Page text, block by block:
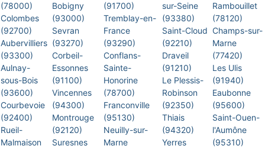
(78000)
Colombes
(92700)
Aubervilliers
(93300)
Aulnay-
sous-Bois
(93600)
Courbevoie
(92400)
Rueil-
Malmaison
Bobigny
(93000)
Sevran
(93270)
Corbeil-
Essonnes
(91100)
Vincennes
(94300)
Montrouge
(92120)
Suresnes
(91700)
Tremblay-en-
France
(93290)
Conflans-
Sainte-
Honorine
(78700)
Franconville
(95130)
Neuilly-sur-
Marne
sur-Seine
(93380)
Saint-Cloud
(92210)
Draveil
(91210)
Le Plessis-
Robinson
(92350)
Thiais
(94320)
Yerres
Rambouillet
(78120)
Champs-sur-
Marne
(77420)
Les Ulis
(91940)
Eaubonne
(95600)
Saint-Ouen-
l'Aumône
(95310)